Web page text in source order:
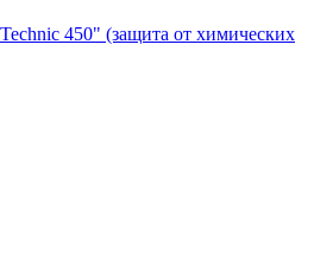
450" (защита от химических